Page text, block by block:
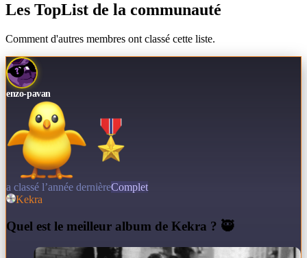
Les TopList de la communauté
Comment d'autres membres ont classé cette liste.
enzo-pavan
a classé l’année dernièreComplet
Kekra
Quel est le meilleur album de Kekra ? 🥷